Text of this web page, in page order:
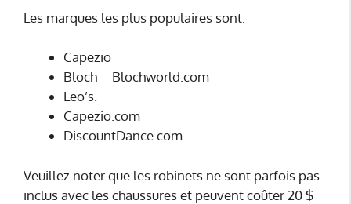
Les marques les plus populaires sont:
Capezio
Bloch – Blochworld.com
Leo’s.
Capezio.com
DiscountDance.com
Veuillez noter que les robinets ne sont parfois pas
inclus avec les chaussures et peuvent coûter 20 $